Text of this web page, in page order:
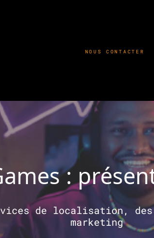
NOUS CONTACTER
:
de localisation,
marketing